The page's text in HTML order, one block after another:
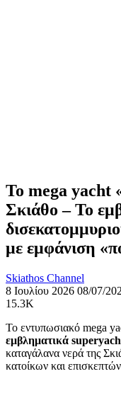
Το mega yacht
Σκιάθο – Το
με εμφάνιση
Skiathos Channel
8 Ιουλίου 2026 08/07/
15.3K
Το εντυπωσιακό mega
εμβληματικά
καταγάλανα νερά της
κατοίκων και